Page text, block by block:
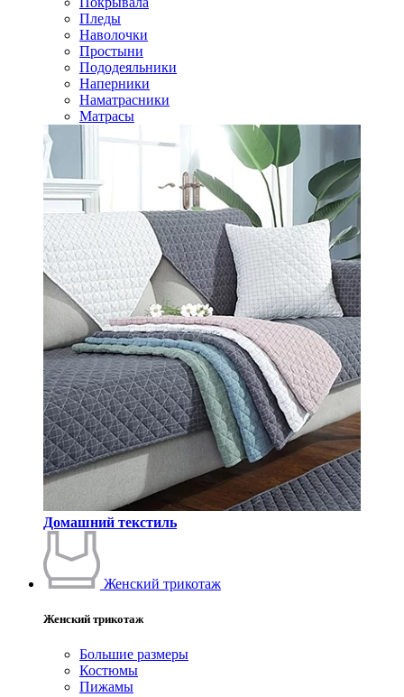
Пледы
Наволочки
Простыни
Пододеяльники
Наперники
Наматрасники
Матрасы
Домашний текстиль
Женский трикотаж
Женский трикотаж
Большие размеры
Костюмы
Пижамы